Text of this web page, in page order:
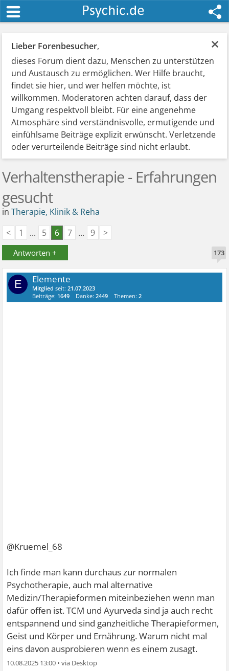
×
Lieber Forenbesucher,
dieses Forum dient dazu, Menschen zu unterstützen
und Austausch zu ermöglichen. Wer Hilfe braucht,
findet sie hier, und wer helfen möchte, ist
willkommen. Moderatoren achten darauf, dass der
Umgang respektvoll bleibt. Für eine angenehme
Atmosphäre sind verständnisvolle, ermutigende und
einfühlsame Beiträge explizit erwünscht. Verletzende
oder verurteilende Beiträge sind nicht erlaubt.
Verhaltenstherapie - Erfahrungen
gesucht
inTherapie, Klinik & Reha
<
1 ... 5 6 7 ... 9 >
Antworten + 173
E Elemente
Mitglied seit:21.07.2023
Beiträge: 1649 Danke:2449 Themen:2
@Kruemel_68
Ich finde man kann durchaus zur normalen
Psychotherapie, auch mal alternative
Medizin/Therapieformen miteinbeziehen wenn man
dafür offen ist. TCM und Ayurveda sind ja auch recht
entspannend und sind ganzheitliche Therapieformen,
Geist und Körper und Ernährung. Warum nicht mal
eins davon ausprobieren wenn es einem zusagt.
10.08.2025 13:00 •